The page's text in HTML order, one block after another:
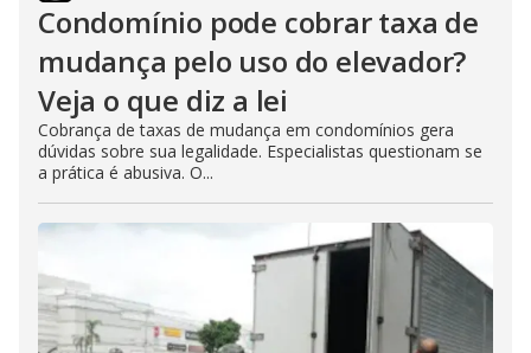
Condomínio pode cobrar taxa de
mudança pelo uso do elevador?
Veja o que diz a lei
Cobrança de taxas de mudança em condomínios gera
dúvidas sobre sua legalidade. Especialistas questionam se
a prática é abusiva. O...